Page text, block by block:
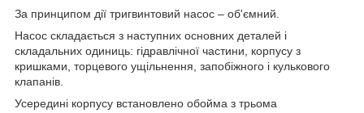
За принципом дії тригвинтовий насос – об'ємний.
Насос складається з наступних основних деталей і
складальних одиниць: гідравлічної частини, корпусу з
кришками, торцевого ущільнення, запобіжного і кулькового
клапанів.
Усередині корпусу встановлено обойма з трьома